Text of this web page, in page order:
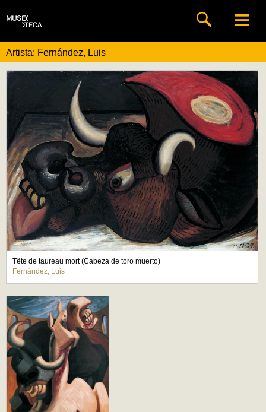
Artista: Fernández, Luis
Tête de taureau mort (Cabeza de toro muerto)
Fernández, Luis